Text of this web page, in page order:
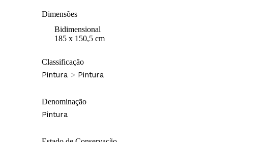
Dimensões
Bidimensional
185 x 150,5 cm
Classificação
Pintura > Pintura
Denominação
Pintura